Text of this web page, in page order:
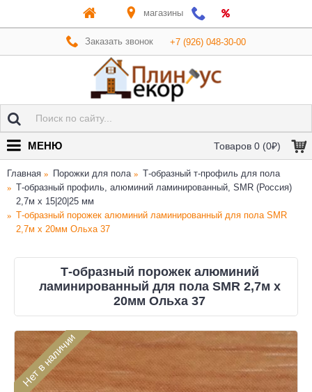
магазины
Заказать звонок +7 (926) 048-30-00
Товаров 0 (0₽)
МЕНЮ
Главная Порожки для пола
Т-образный т-профиль для пола
Т-образный профиль, алюминий ламинированный, SMR (Россия)
2,7м х 15|20|25 мм
Т-образный порожек алюминий ламинированный для пола SMR
2,7м х 20мм Ольха 37
Т-образный порожек алюминий
ламинированный для пола SMR 2,7м х
20мм Ольха 37
Нет в наличии